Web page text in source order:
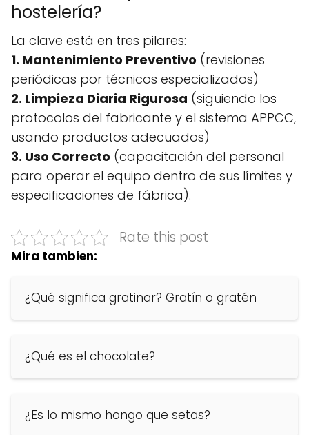
hostelería?
La clave está en tres pilares:
1. Mantenimiento Preventivo (revisiones
periódicas por técnicos especializados)
2. Limpieza Diaria Rigurosa (siguiendo los
protocolos del fabricante y el sistema APPCC,
usando productos adecuados)
3. Uso Correcto (capacitación del personal
para operar el equipo dentro de sus límites y
especificaciones de fábrica).
Rate this post
Mira tambien:
¿Qué significa gratinar? Gratín o gratén
¿Qué es el chocolate?
¿Es lo mismo hongo que setas?